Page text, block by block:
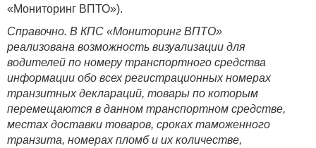
«Мониторинг ВПТО»).
Справочно. В КПС «Мониторинг ВПТО»
реализована возможность визуализации для
водителей по номеру транспортного средства
информации обо всех регистрационных номерах
транзитных деклараций, товары по которым
перемещаются в данном транспортном средстве,
местах доставки товаров, сроках таможенного
транзита, номерах пломб и их количестве,